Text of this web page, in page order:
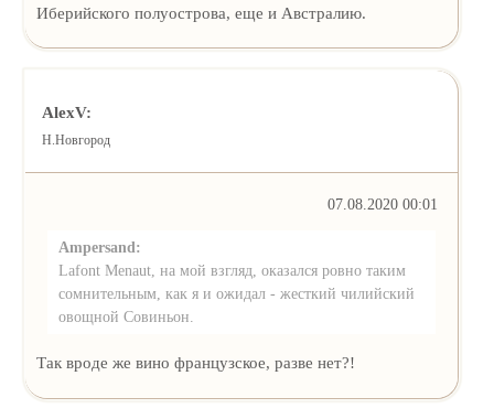
Иберийского полуострова, еще и Австралию.
AlexV:
Н.Новгород
07.08.2020 00:01
Ampersand:
Lafont Menaut, на мой взгляд, оказался ровно таким
сомнительным, как я и ожидал - жесткий чилийский
овощной Совиньон.
Так вроде же вино французское, разве нет?!